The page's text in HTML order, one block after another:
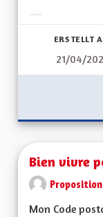
ERSTELLT
21/04/
Bien vivre
Mon Code